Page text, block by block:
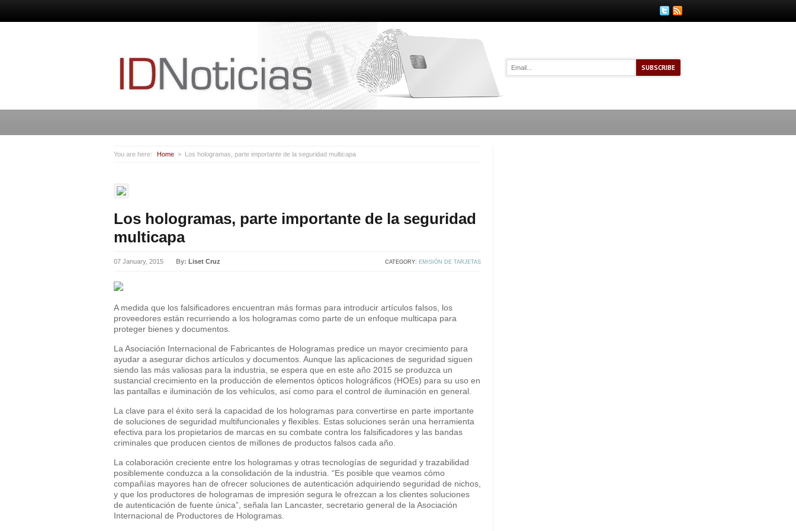
You are here: Home Los hologramas, parte importante de la seguridad multicapa
Los hologramas, parte importante de la seguridad
multicapa
07 January, 2015 By: Liset Cruz CATEGORY: EMISIÓN DE TARJETAS
A medida que los falsificadores encuentran más formas para introducir artículos falsos, los
proveedores están recurriendo a los hologramas como parte de un enfoque multicapa para
proteger bienes y documentos.
La Asociación Internacional de Fabricantes de Hologramas predice un mayor crecimiento para
ayudar a asegurar dichos artículos y documentos. Aunque las aplicaciones de seguridad siguen
siendo las más valiosas para la industria, se espera que en este año 2015 se produzca un
sustancial crecimiento en la producción de elementos ópticos holográficos (HOEs) para su uso en
las pantallas e iluminación de los vehículos, así como para el control de iluminación en general.
La clave para el éxito será la capacidad de los hologramas para convertirse en parte importante
de soluciones de seguridad multifuncionales y flexibles. Estas soluciones serán una herramienta
efectiva para los propietarios de marcas en su combate contra los falsificadores y las bandas
criminales que producen cientos de millones de productos falsos cada año.
La colaboración creciente entre los hologramas y otras tecnologías de seguridad y trazabilidad
posiblemente conduzca a la consolidación de la industria. “Es posible que veamos cómo
compañías mayores han de ofrecer soluciones de autenticación adquiriendo seguridad de nichos,
y que los productores de hologramas de impresión segura le ofrezcan a los clientes soluciones
de autenticación de fuente única”, señala Ian Lancaster, secretario general de la Asociación
Internacional de Productores de Hologramas.